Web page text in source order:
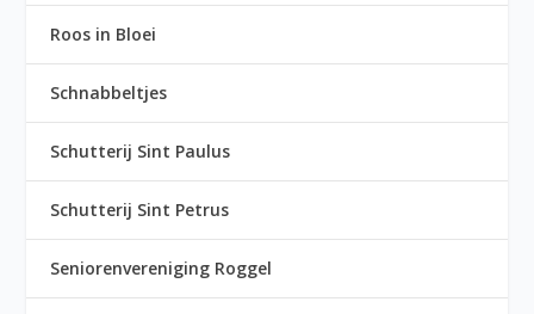
Roos in Bloei
Schnabbeltjes
Schutterij Sint Paulus
Schutterij Sint Petrus
Seniorenvereniging Roggel